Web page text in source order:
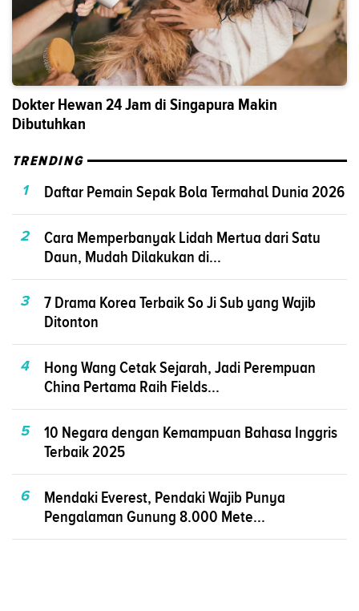
Dokter Hewan 24 Jam di Singapura Makin
Dibutuhkan
TRENDING
1
Daftar Pemain Sepak Bola Termahal Dunia 2026
2
Cara Memperbanyak Lidah Mertua dari Satu
Daun, Mudah Dilakukan di...
3
7 Drama Korea Terbaik So Ji Sub yang Wajib
Ditonton
4
Hong Wang Cetak Sejarah, Jadi Perempuan
China Pertama Raih Fields...
5
10 Negara dengan Kemampuan Bahasa Inggris
Terbaik 2025
6
Mendaki Everest, Pendaki Wajib Punya
Pengalaman Gunung 8.000 Mete...